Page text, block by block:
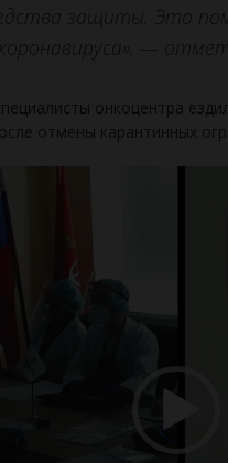
защиты. Это
—
онкоцентра
отмены карантинных